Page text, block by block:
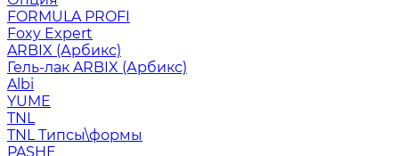
FORMULA PROFI
Foxy Expert
ARBIX (Арбикс)
Гель-лак ARBIX (Арбикс)
Albi
YUME
TNL
TNL Типсы\формы
PASHE